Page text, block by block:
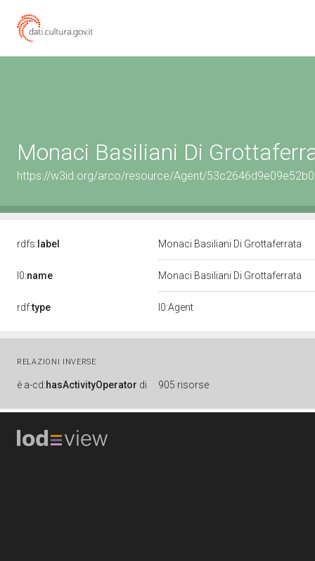
Monaci Basiliani Di
https://w3id.org/arco/resource/Agent/
rdfs: label Monaci Basiliani Di Grottaferrata
l0:name Monaci Basiliani Di Grottaferrata
rdf:type l0:Agent
RELAZIONI INVERSE
è a-cd:hasActivityOperator di 905 risorse